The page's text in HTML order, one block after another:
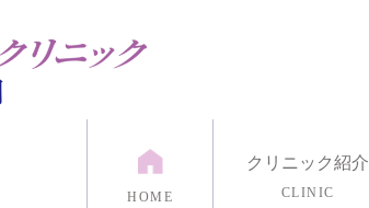
HOME
クリニック紹介
CLINIC